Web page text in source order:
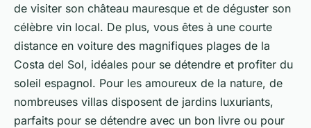
de visiter son château mauresque et de déguster son
célèbre vin local. De plus, vous êtes à une courte
distance en voiture des magnifiques plages de la
Costa del Sol, idéales pour se détendre et profiter du
soleil espagnol. Pour les amoureux de la nature, de
nombreuses villas disposent de jardins luxuriants,
parfaits pour se détendre avec un bon livre ou pour